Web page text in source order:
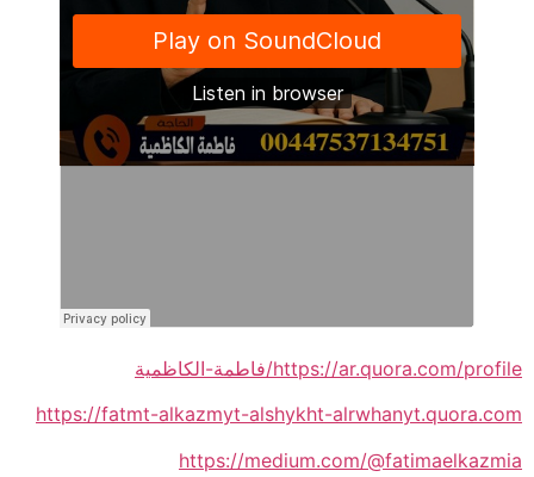
https://ar.quora.com/profile/فاطمة-الكاظمية
https://fatmt-alkazmyt-alshykht-alrwhanyt.quora.com
https://medium.com/@fatimaelkazmia